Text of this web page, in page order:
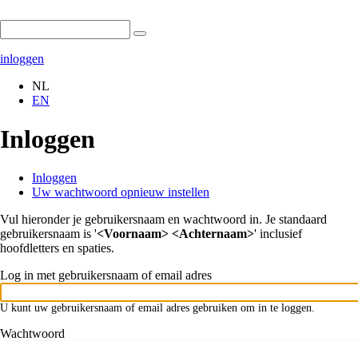
inloggen
NL
EN
Inloggen
Primaire
tabs
Inloggen
tabs
a
menu
Uw wachtwoord opnieuw instellen
Vul hieronder je gebruikersnaam en wachtwoord in. Je standaard
gebruikersnaam is '<Voornaam> <Achternaam>' inclusief
hoofdletters en spaties.
Log in met gebruikersnaam of email adres
U kunt uw gebruikersnaam of email adres gebruiken om in te loggen.
Wachtwoord